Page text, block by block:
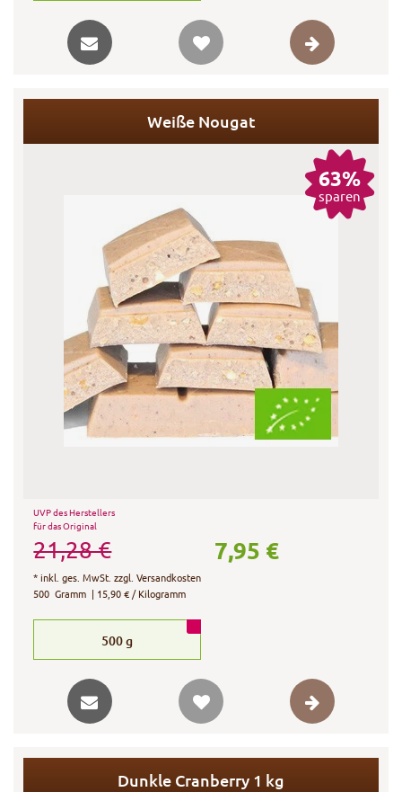
Weiße Nougat
63%
sparen
UVP des Herstellers
für das Original
21,28 € 7,95 €
*inkl. ges. MwSt. zzgl.Versandkosten
500 Gramm | 15,90 € / Kilogramm
500g
Dunkle Cranberry 1 kg